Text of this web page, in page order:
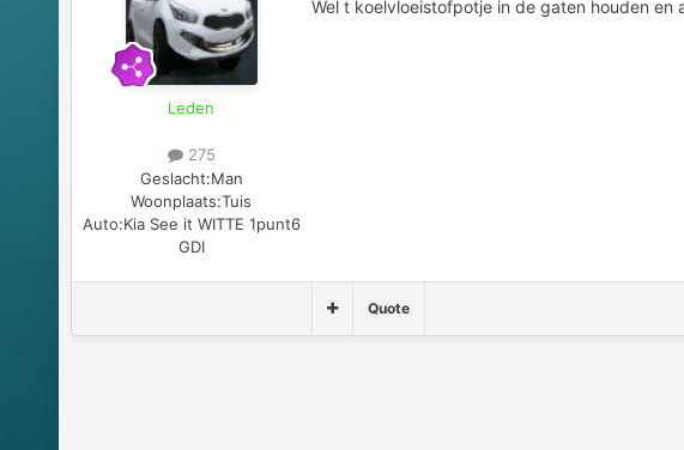
Leden
275
Geslacht:Man
Woonplaats:Tuis
Auto:Kia See it WITTE 1punt6
GDI
Wel t koelvloeistofpotje in de gaten houden en
Quote